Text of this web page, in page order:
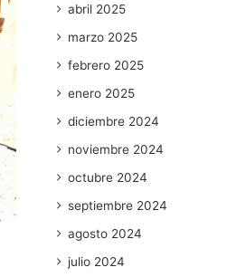
abril 2025
marzo 2025
febrero 2025
enero 2025
diciembre 2024
noviembre 2024
octubre 2024
septiembre 2024
agosto 2024
julio 2024